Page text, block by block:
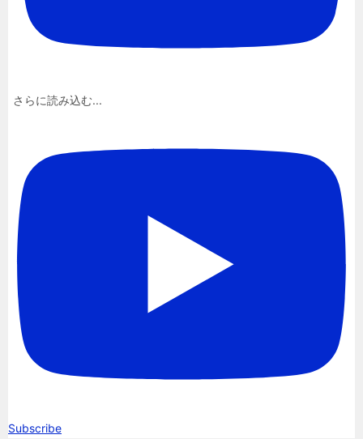
さらに読み込む...
Subscribe